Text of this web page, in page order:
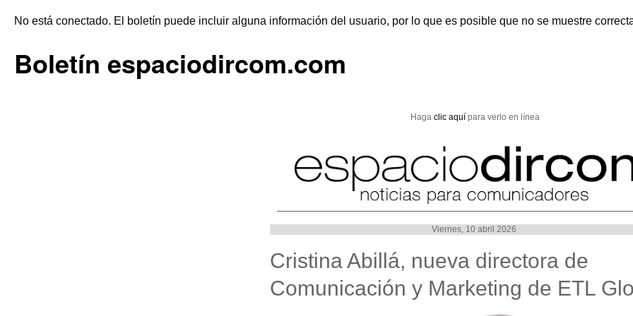
No está conectado. El boletín puede incluir alguna información del usuario, por lo que es posible que no se muestre
Boletín espaciodircom.com